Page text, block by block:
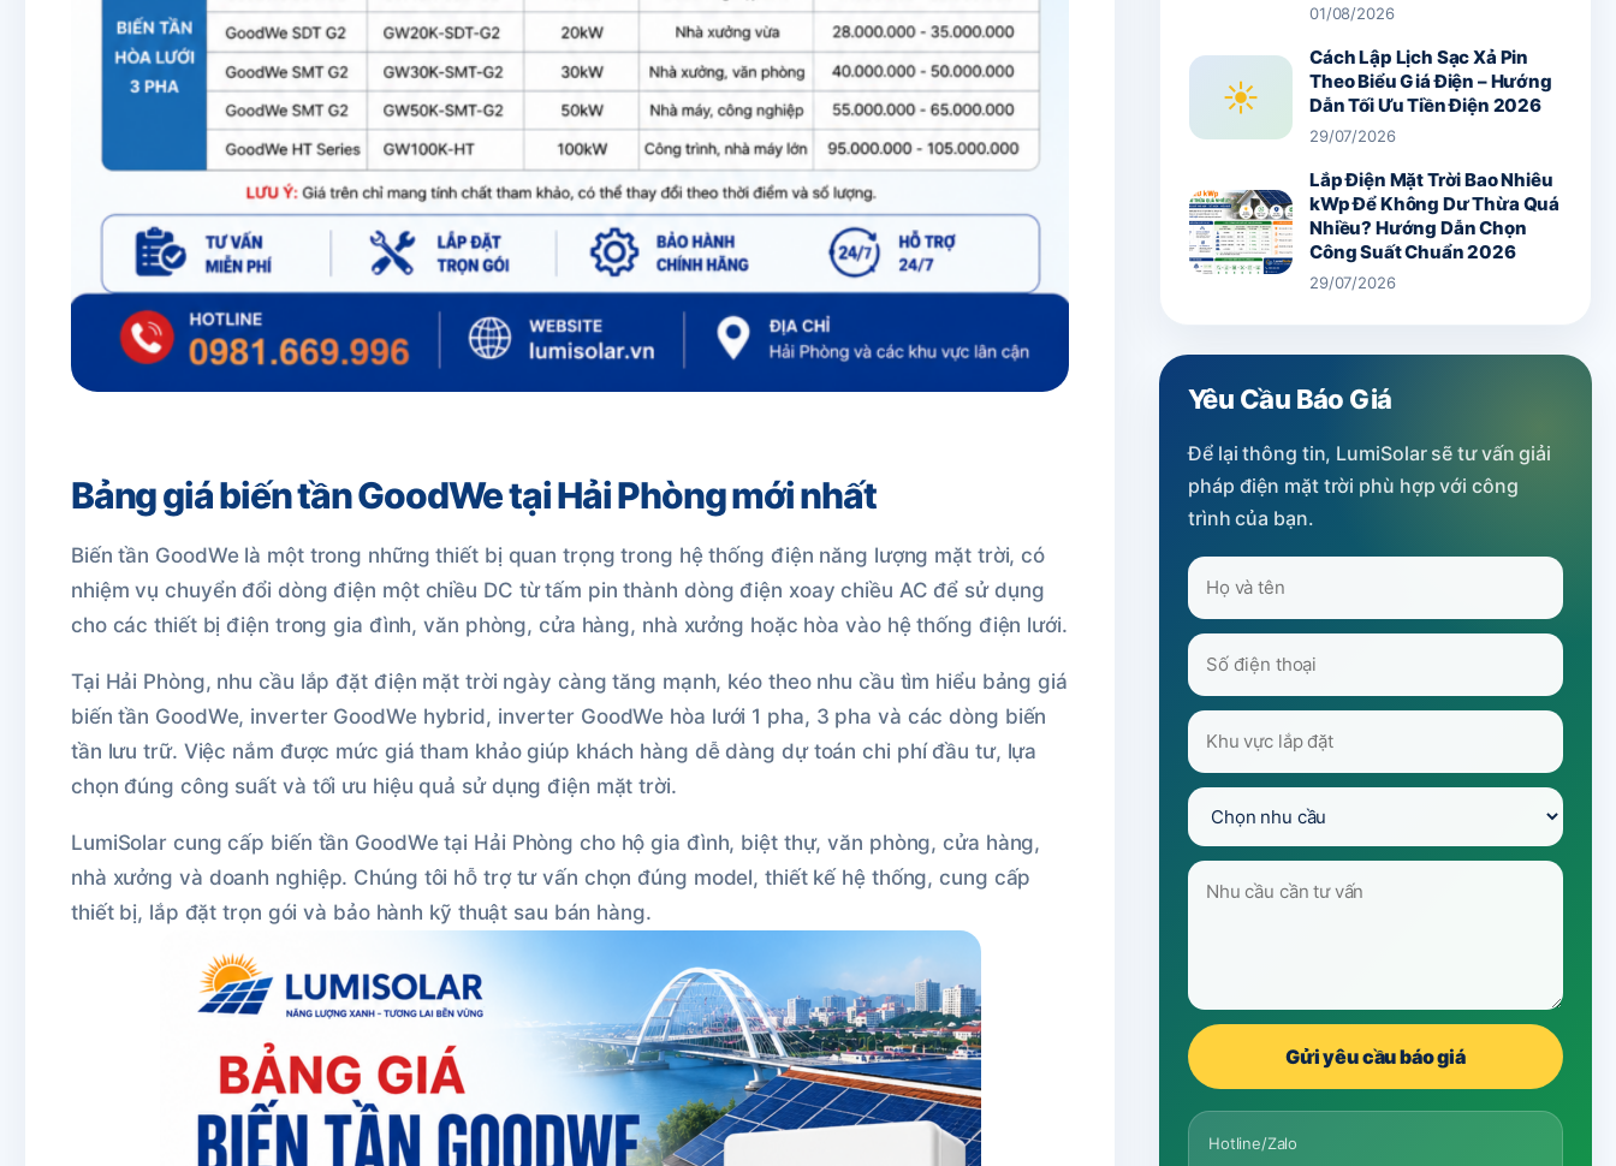
Bảng giá biến tần GoodWe tại Hải Phòng mới nhất
Biến tần GoodWe là một trong những thiết bị quan trọng trong hệ thống điện năng lượng mặt trời, có
nhiệm vụ chuyển đổi dòng điện một chiều DC từ tấm pin thành dòng điện xoay chiều AC để sử dụng
cho các thiết bị điện trong gia đình, văn phòng, cửa hàng, nhà xưởng hoặc hòa vào hệ thống điện lưới.
Tại Hải Phòng, nhu cầu lắp đặt điện mặt trời ngày càng tăng mạnh, kéo theo nhu cầu tìm hiểu bảng giá
biến tần GoodWe, inverter GoodWe hybrid, inverter GoodWe hòa lưới 1 pha, 3 pha và các dòng biến
tần lưu trữ. Việc nắm được mức giá tham khảo giúp khách hàng dễ dàng dự toán chi phí đầu tư, lựa
chọn đúng công suất và tối ưu hiệu quả sử dụng điện mặt trời.
LumiSolar cung cấp biến tần GoodWe tại Hải Phòng cho hộ gia đình, biệt thự, văn phòng, cửa hàng,
nhà xưởng và doanh nghiệp. Chúng tôi hỗ trợ tư vấn chọn đúng model, thiết kế hệ thống, cung cấp
thiết bị, lắp đặt trọn gói và bảo hành kỹ thuật sau bán hàng.
01/08/2026
☀
Cách Lập Lịch Sạc Xả Pin
Theo Biểu Giá Điện – Hướng
Dẫn Tối Ưu Tiền Điện 2026
29/07/2026
Lắp Điện Mặt Trời Bao Nhiêu
kWp Để Không Dư Thừa Quá
Nhiều? Hướng Dẫn Chọn
Công Suất Chuẩn 2026
29/07/2026
Yêu Cầu Báo Giá
Để lại thông tin, LumiSolar sẽ tư vấn giải
pháp điện mặt trời phù hợp với công
trình của bạn.
Gửi yêu cầu báo giá
Hotline/Zalo